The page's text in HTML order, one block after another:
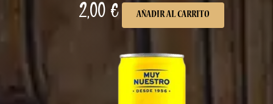
2,00 € AÑADIR AL CARRITO